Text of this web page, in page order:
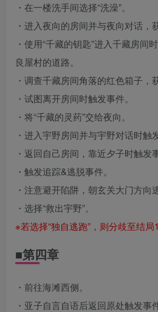
・在一楼洗手间选择“洗澡”。
・进入夜向的房间并与夜向对话，
・使用“千藏的钥匙”进入千藏房间
良屋村的道路。
・调查千藏房间角落的红色箱子，
・试图离开房间时触发事件。
・将“千藏的灵药”交给夜向。
・进入宇野房间并与宇野对话时触
・返回自己房间，靠近夕子时触发
・触发追踪&逃脱事件。
・注意避开陷阱，朝玄关大门方向
・选择“救出宇野”。
※若选择“独自逃跑”，则分歧至结局
■第四章
・前往海滩西侧。
・亚子自言自语后返回原处触发事件